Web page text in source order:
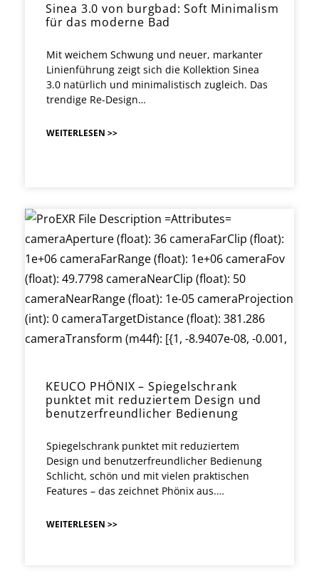
Sinea 3.0 von burgbad: Soft Minimalism
für das moderne Bad
Mit weichem Schwung und neuer, markanter
Linienführung zeigt sich die Kollektion Sinea
3.0 natürlich und minimalistisch zugleich. Das
trendige Re-Design…
WEITERLESEN >>
KEUCO PHÖNIX – Spiegelschrank
punktet mit reduziertem Design und
benutzerfreundlicher Bedienung
Spiegelschrank punktet mit reduziertem
Design und benutzerfreundlicher Bedienung
Schlicht, schön und mit vielen praktischen
Features – das zeichnet Phönix aus.…
WEITERLESEN >>